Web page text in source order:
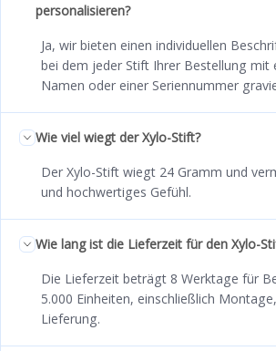
personalisieren?
Ja, wir bieten einen individuellen
bei dem jeder Stift Ihrer Bestellung mit
Namen oder einer Seriennummer
Wie viel wiegt der Xylo-Stift?
Der Xylo-Stift wiegt 24 Gramm und
und hochwertiges Gefühl.
Wie lang ist die Lieferzeit für den Xylo-
Die Lieferzeit beträgt 8 Werktage für
5.000 Einheiten, einschließlich
Lieferung.